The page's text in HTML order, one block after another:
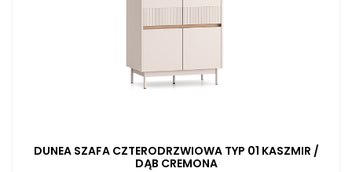
DUNEA SZAFA CZTERODRZWIOWA TYP 01 KASZMIR /
DĄB CREMONA